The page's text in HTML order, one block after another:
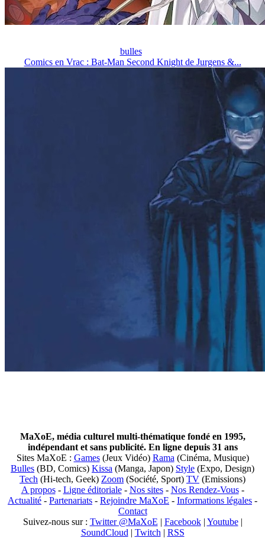
bulles
Comics en Vrac : Bat-Man Second Knight de Jurgens &...
MaXoE, média culturel multi-thématique fondé en 1995,
indépendant et sans publicité. En ligne depuis 31 ans
Sites MaXoE : Games(Jeux Vidéo) Rama (Cinéma, Musique)
Bulles (BD, Comics) Kissa (Manga, Japon) Style (Expo, Design)
Tech (Hi-tech, Geek) Zoom (Société, Sport) TV (Emissions)
A propos- Ligne éditoriale- Nos sites- Nos Rendez-Vous-
Actualité - Partenariats - Rejoindre MaXoE - Informations légales -
Contact
Suivez-nous sur : Twitter @MaXoE | Facebook| Youtube|
SoundCloud | Twitch | RSS